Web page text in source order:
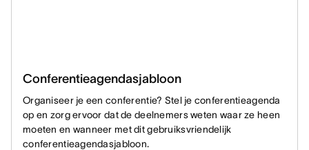
Conferentieagendasjabloon
Organiseer je een conferentie? Stel je conferentieagenda
op en zorg ervoor dat de deelnemers weten waar ze heen
moeten en wanneer met dit gebruiksvriendelijk
conferentieagendasjabloon.